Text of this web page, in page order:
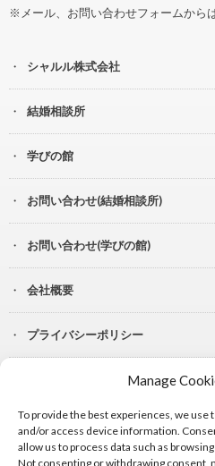
Manage
To provide the best experiences, we
and/or access device information.
allow us to process data such as
Not consenting or withdrawing consent,
※メール、お問い合わせフォームから
シャルル株式会社
結婚相談所
学びの館
お問い合わせ(結婚相談所)
お問い合わせ(学びの館)
会社概要
プライバシーポリシー
Lit.Link